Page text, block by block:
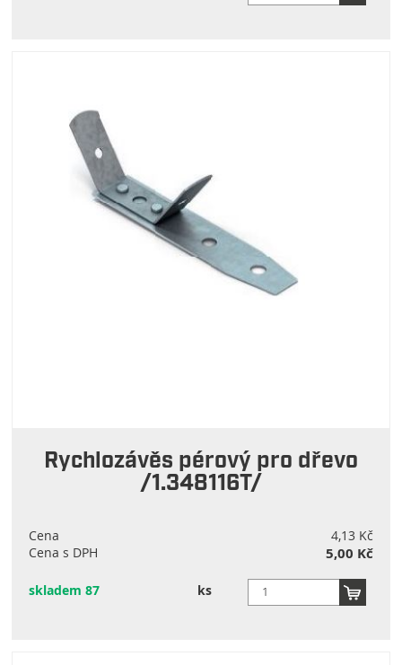
Rychlozávěs pérový pro dřevo
/1.348116T/
Cena
4,13 Kč
Cena s DPH
5,00 Kč
skladem 87 ks